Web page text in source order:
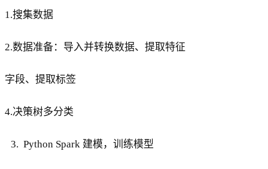
1.搜集数据
2.数据准备：导入并转换数据、提取特征
字段、提取标签
4.决策树多分类
Python Spark 建模，训练模型